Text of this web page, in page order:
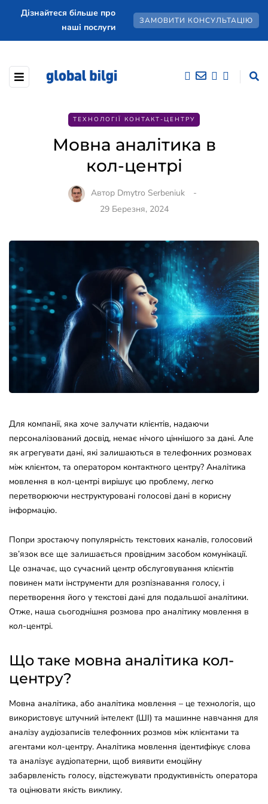
Дізнайтеся більше про
наші послуги
ЗАМОВИТИ КОНСУЛЬТАЦІЮ
ТЕХНОЛОГІЇ КОНТАКТ-ЦЕНТРУ
Мовна аналітика в
кол-центрі
Автор Dmytro Serbeniuk
29 Березня, 2024
Для компанії, яка хоче залучати клієнтів, надаючи
персоналізований досвід, немає нічого ціннішого за дані. Але
як агрегувати дані, які залишаються в телефонних розмовах
між клієнтом, та оператором контактного центру? Аналітика
мовлення в кол-центрі вирішує цю проблему, легко
перетворюючи неструктуровані голосові дані в корисну
інформацію.
Попри зростаючу популярність текстових каналів, голосовий
зв’язок все ще залишається провідним засобом комунікації.
Це означає, що сучасний центр обслуговування клієнтів
повинен мати інструменти для розпізнавання голосу, і
перетворення його у текстові дані для подальшої аналітики.
Отже, наша сьогоднішня розмова про аналітику мовлення в
кол-центрі.
Що таке мовна аналітика кол-
центру?
Мовна аналітика, або аналітика мовлення – це технологія, що
використовує штучний інтелект (ШІ) та машинне навчання для
аналізу аудіозаписів телефонних розмов між клієнтами та
агентами кол-центру. Аналітика мовлення ідентифікує слова
та аналізує аудіопатерни, щоб виявити емоційну
забарвленість голосу, відстежувати продуктивність оператора
та оцінювати якість виклику.